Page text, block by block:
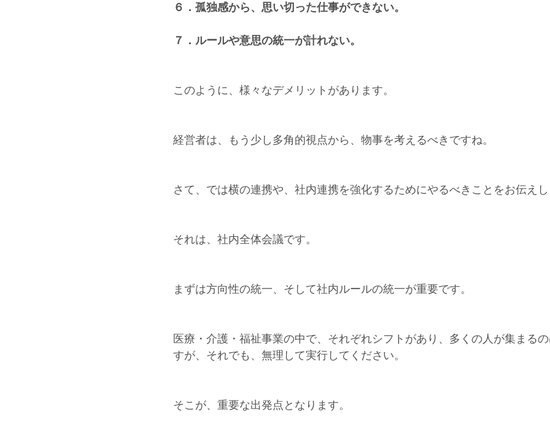
６．孤独感から、思い切った仕事ができない。
７．ルールや意思の統一が計れない。
このように、様々なデメリットがあります。
経営者は、もう少し多角的視点から、物事を考えるべきですね。
さて、では横の連携や、社内連携を強化するためにやるべきことをお伝えし
それは、社内全体会議です。
まずは方向性の統一、そして社内ルールの統一が重要です。
医療・介護・福祉事業の中で、それぞれシフトがあり、多くの人が集まる
すが、それでも、無理して実行してください。
そこが、重要な出発点となります。